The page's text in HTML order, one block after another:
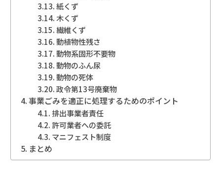
紙くず
木くず
繊維くず
動植物性残さ
動物系固形不要物
動物のふん尿
動物の死体
政令第13号廃棄物
事業ごみを適正に処理するためのポイント
排出事業者責任
許可業者への委託
マニフェスト制度
まとめ